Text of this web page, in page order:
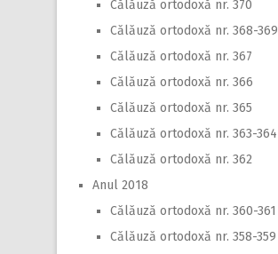
Călăuză ortodoxă nr. 370
Călăuză ortodoxă nr. 368-369
Călăuză ortodoxă nr. 367
Călăuză ortodoxă nr. 366
Călăuză ortodoxă nr. 365
Călăuză ortodoxă nr. 363-364
Călăuză ortodoxă nr. 362
Anul 2018
Călăuză ortodoxă nr. 360-361
Călăuză ortodoxă nr. 358-359